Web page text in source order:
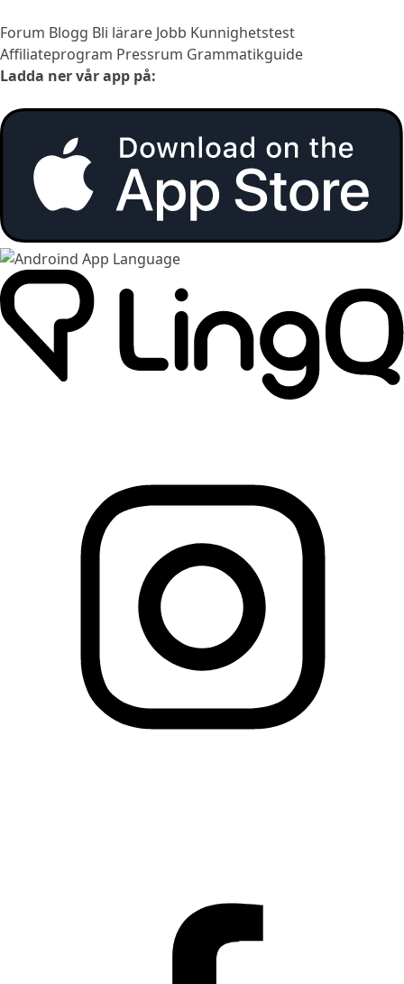
Forum Blogg Bli lärare Jobb Kunnighetstest
Affiliateprogram Pressrum Grammatikguide
Ladda ner vår app på: